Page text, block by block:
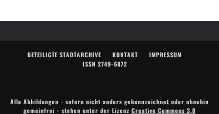
BETEILIGTE STADTARCHIVE KONTAKT
IMPRESSUM
ISSN 2749-6872
Alle Abbildungen - sofern nicht anders gekennzeichnet oder ohnehin
gemeinfrei - stehen unter der Lizenz Creative Commons 3.0